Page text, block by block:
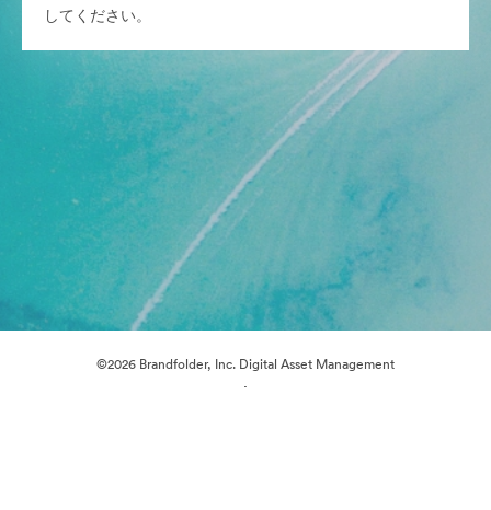
してください。
©2026 Brandfolder, Inc. Digital Asset Management
·